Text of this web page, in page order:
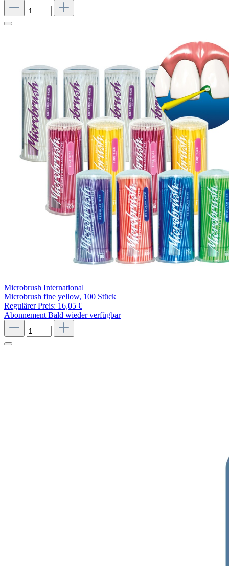
Microbrush International
Microbrush fine yellow, 100 Stück
Regulärer Preis: 16,05 €
Abonnement Bald wieder verfügbar